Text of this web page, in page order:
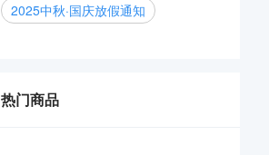
2025中秋·国庆放假通知
热门商品